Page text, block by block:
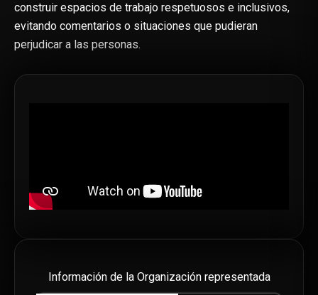
construir espacios de trabajo respetuosos e inclusivos,
evitando comentarios o situaciones que pudieran
perjudicar a las personas.
Información de la Organización representada